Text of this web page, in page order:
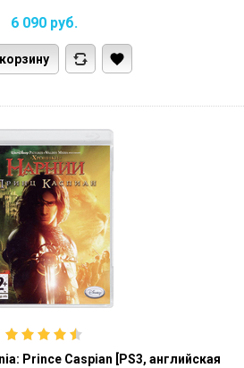
6 090 руб.
Prince Caspian [PS3, английская